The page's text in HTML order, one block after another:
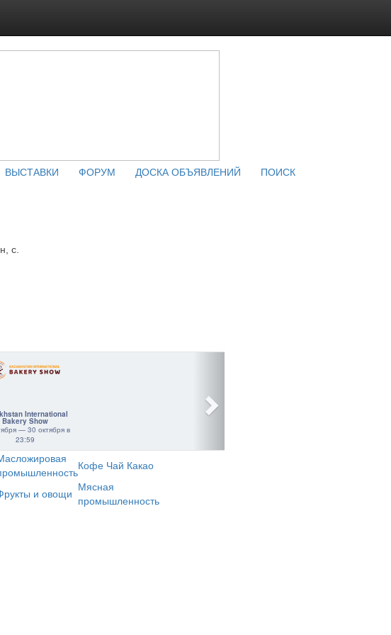
ВЫСТАВКИ ФОРУМ ДОСКА ОБЪЯВЛЕНИЙ
ПОИСК
с.
International
Bakery Show
— 30 октября в
23:59
Кофе Чай Какао
и овощи Мясная
промышленность